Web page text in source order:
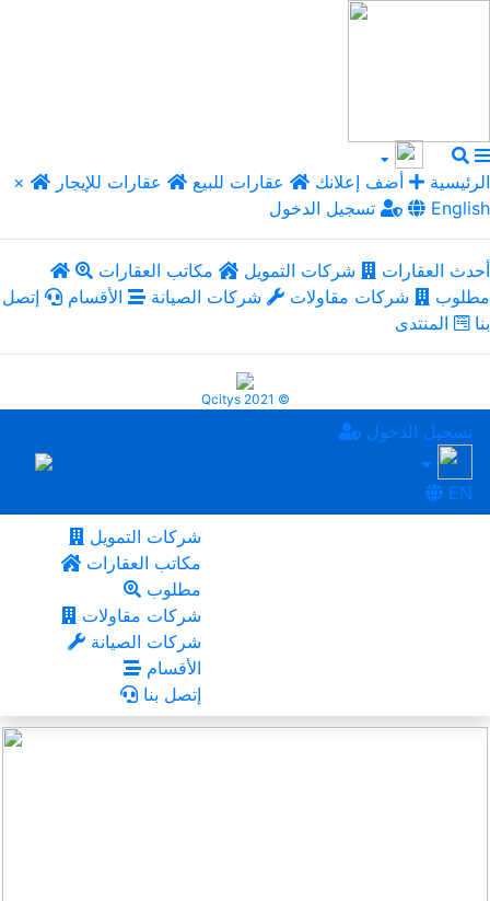
× الرئيسية أضف إعلانك عقارات للبيع
عقارات للإيجار
تسجيل الدخول
English
أحدث العقارات شركات التمويل
مكاتب العقارات
مطلوب
شركات مقاولات شركات الصيانة الأقسام
إتصل
بنا
المنتدى
Qcitys 2021 ©
تسجيل الدخول
EN
شركات التمويل
مكاتب العقارات
مطلوب
شركات مقاولات
شركات الصيانة
الأقسام
إتصل بنا